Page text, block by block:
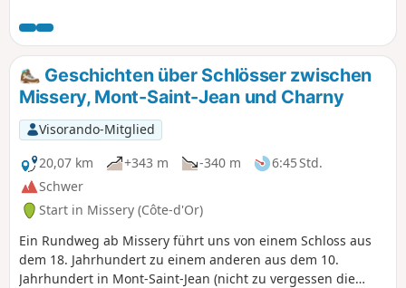
seiner archäologischen Stätte erreichen
können. Das Unterholz aus Laub- und
Nadelbäumen ist angenehm und die
Aussicht auf das Auxois und den
Morvan ist herrlich. Die Wege sind
größtenteils schattig und gut gepflegt.
Diese Route, die sehr gut mit gelben
Markierungen gekennzeichnet ist, wird
auch in den Broschüren des
Fremdenverkehrsamtes von Précy-sous-
Thil beschrieben.
Geschichten über Schlösser zwischen
Missery, Mont-Saint-Jean und Charny
Visorando-Mitglied
20,07 km
+343 m -340 m
6:45 Std.
Schwer
Start in Missery (Côte-d'Or)
Ein Rundweg ab Missery führt uns von einem Schloss aus
dem 18. Jahrhundert zu einem anderen aus dem 10.
Jahrhundert in Mont-Saint-Jean (nicht zu vergessen die